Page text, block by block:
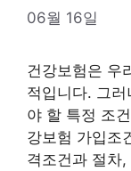
06월 16일
건강보험은 우
적입니다. 그
야 할 특정 조
강보험 가입조
격조건과 절차